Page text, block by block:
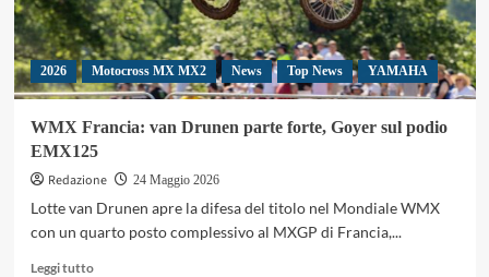
Levi
Townley
2026 Motocross MX MX2 News Top News YAMAHA
WMX Francia: van Drunen parte forte, Goyer sul podio
EMX125
Redazione
24 Maggio 2026
Lotte van Drunen apre la difesa del titolo nel Mondiale WMX
con un quarto posto complessivo al MXGP di Francia,...
Leggi tuttoLeggi